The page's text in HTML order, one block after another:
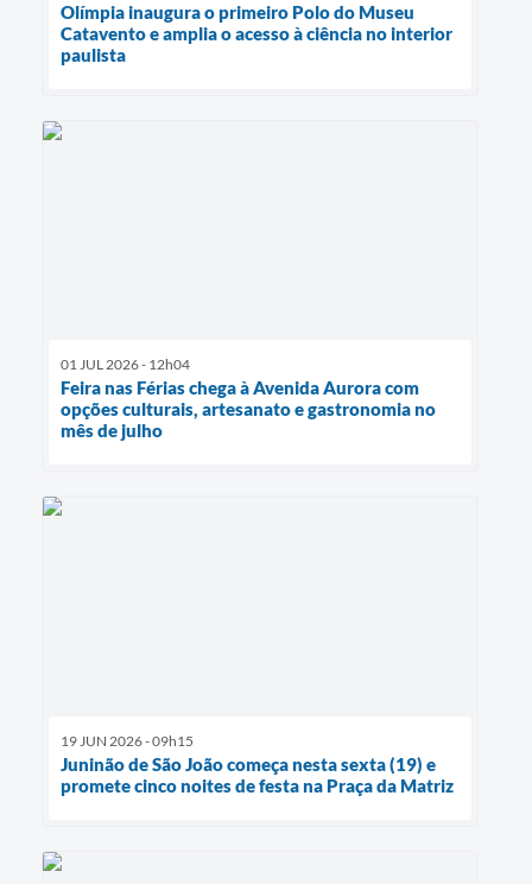
Olímpia inaugura o primeiro Polo do Museu
Catavento e amplia o acesso à ciência no interior
paulista
01 JUL 2026 - 12h04
Feira nas Férias chega à Avenida Aurora com
opções culturais, artesanato e gastronomia no
mês de julho
19 JUN 2026 - 09h15
Juninão de São João começa nesta sexta (19) e
promete cinco noites de festa na Praça da Matriz